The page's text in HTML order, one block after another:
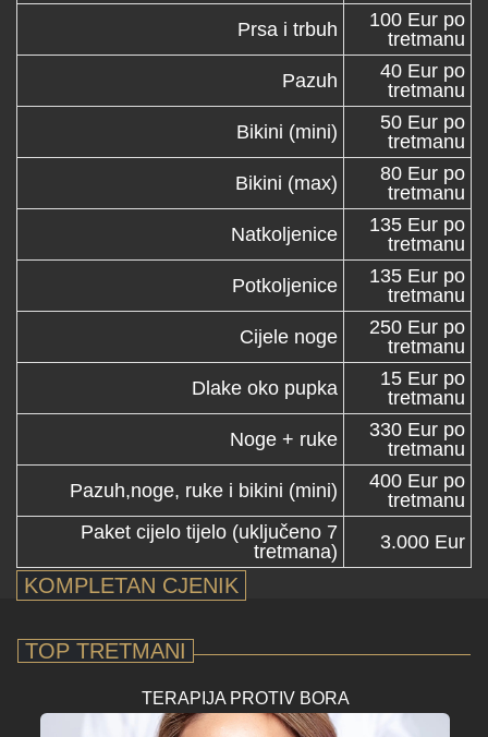
Prsa i trbuh
100 Eur po
tretmanu
Pazuh
40 Eur po
tretmanu
Bikini (mini)
50 Eur po
tretmanu
Bikini (max)
80 Eur po
tretmanu
Natkoljenice
135 Eur po
tretmanu
Potkoljenice
135 Eur po
tretmanu
Cijele noge
250 Eur po
tretmanu
Dlake oko pupka
15 Eur po
tretmanu
Noge + ruke
330 Eur po
tretmanu
Pazuh,noge, ruke i bikini (mini)
400 Eur po
tretmanu
Paket cijelo tijelo (uključeno 7
tretmana)
3.000 Eur
KOMPLETAN CJENIK
TOP TRETMANI
TERAPIJA PROTIV BORA